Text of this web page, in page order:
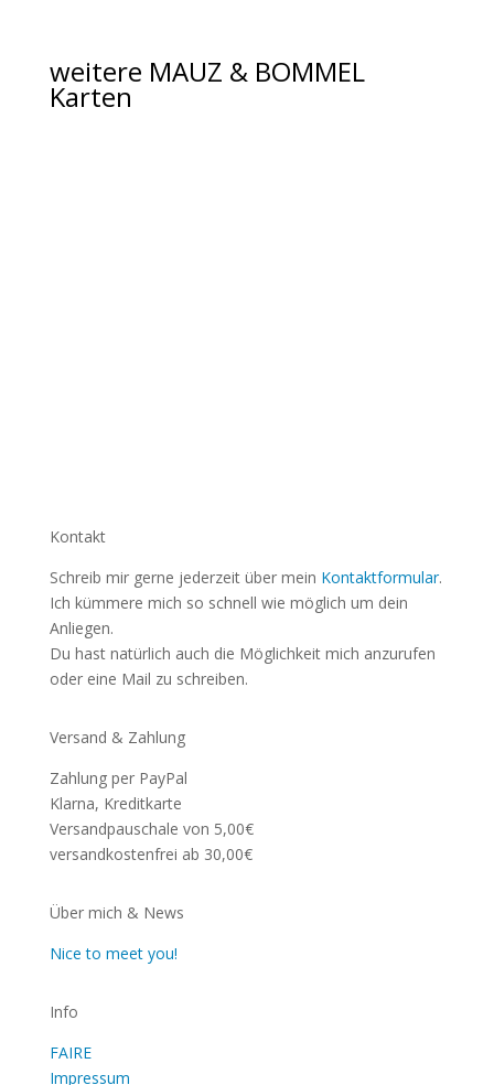
weitere MAUZ & BOMMEL
Karten
Kontakt
Schreib mir gerne jederzeit über mein Kontaktformular.
Ich kümmere mich so schnell wie möglich um dein
Anliegen.
Du hast natürlich auch die Möglichkeit mich anzurufen
oder eine Mail zu schreiben.
Versand & Zahlung
Zahlung per PayPal
Klarna, Kreditkarte
Versandpauschale von 5,00€
versandkostenfrei ab 30,00€
Über mich & News
Nice to meet you!
Info
FAIRE
Impressum